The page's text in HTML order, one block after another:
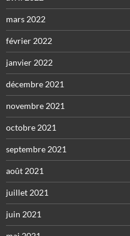
mars 2022
février 2022
janvier 2022
décembre 2021
novembre 2021
octobre 2021
septembre 2021
août 2021
juillet 2021
juin 2021